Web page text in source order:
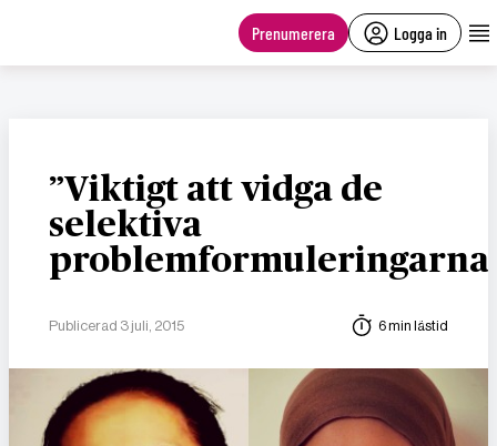
Prenumerera Logga in
”Viktigt att vidga de
selektiva
Publicerad 3 juli, 2015 6 min lästid